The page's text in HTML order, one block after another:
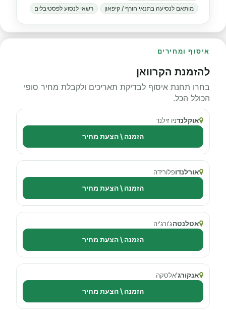
מותאם לנסיעה בתנאי חורף / קיפאון
רשאי לנסוע לפסטיבלים
איסוף ומחירים
להזמנת הקרוואן
בחרו תחנת איסוף לבדיקת תאריכים ולקבלת מחיר סופי
הכולל הכל.
אוקלנדניו זילנד
הזמנה \ הצעת מחיר
אורלנדופלורידה
הזמנה \ הצעת מחיר
אטלנטהג'ורג'יה
הזמנה \ הצעת מחיר
אנקורג'אלסקה
הזמנה \ הצעת מחיר